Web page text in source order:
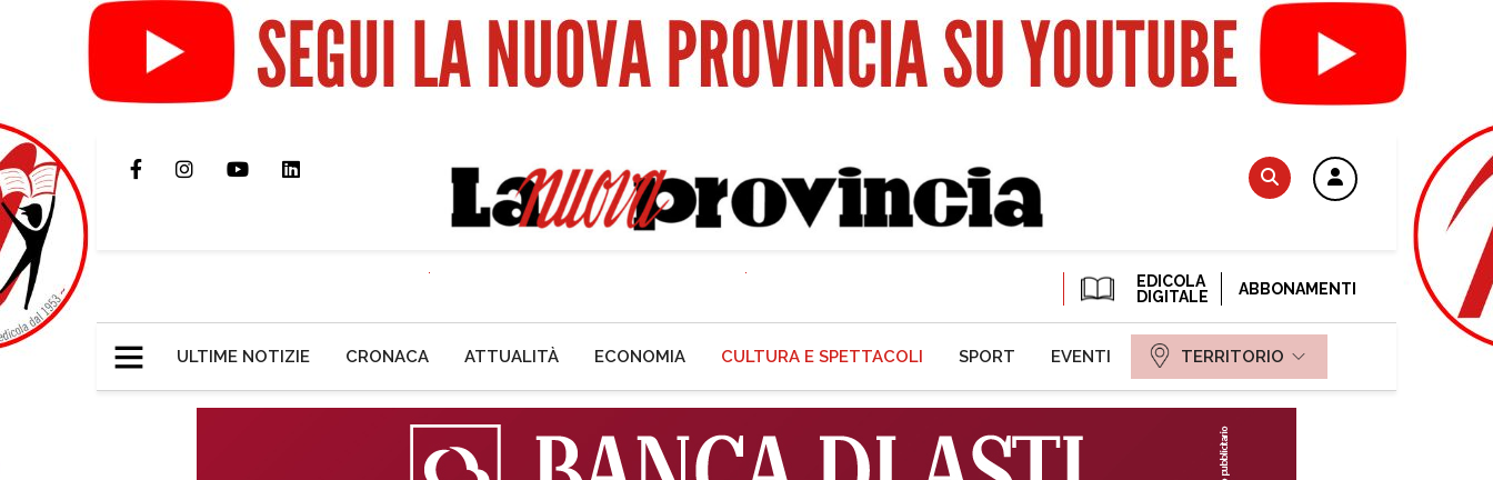
EDICOLA
DIGITALE
ABBONAMENTI
ULTIME NOTIZIE CRONACA ATTUALITÀ ECONOMIA CULTURA E SPETTACOLI SPORT EVENTI TERRITORIO